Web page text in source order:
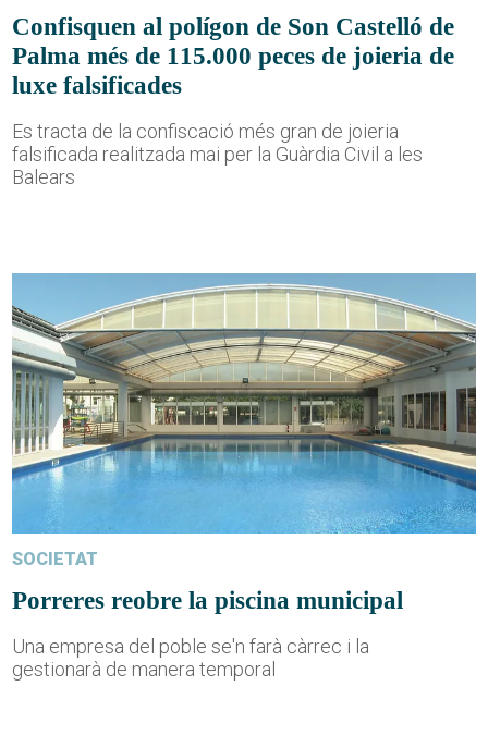
Confisquen al polígon de Son Castelló de
Palma més de 115.000 peces de joieria de
luxe falsificades
Es tracta de la confiscació més gran de joieria
falsificada realitzada mai per la Guàrdia Civil a les
Balears
SOCIETAT
Porreres reobre la piscina municipal
Una empresa del poble se'n farà càrrec i la
gestionarà de manera temporal